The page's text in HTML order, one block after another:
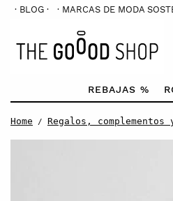
· BLOG · · MARCAS DE MODA
REBAJAS %
Home / Regalos,